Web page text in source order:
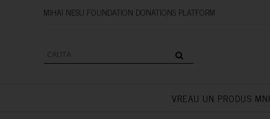
MIHAI NESU FOUNDATION
VREAU UN PRODUS